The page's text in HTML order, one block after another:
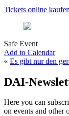
Tickets online
Safe Event
Add to Calendar
« Es gibt nur den
DAI-
Here you can
on events and